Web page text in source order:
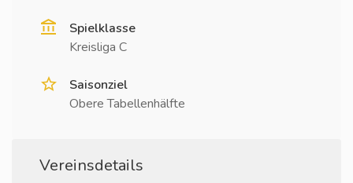
Spielklasse
Kreisliga C
Saisonziel
Obere Tabellenhälfte
Vereinsdetails